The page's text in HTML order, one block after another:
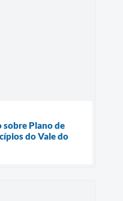
sobre Plano de
do Vale do